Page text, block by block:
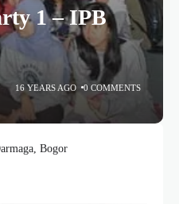
1 – IPB
16 YEARS AGO 0 COMMENTS
Bogor